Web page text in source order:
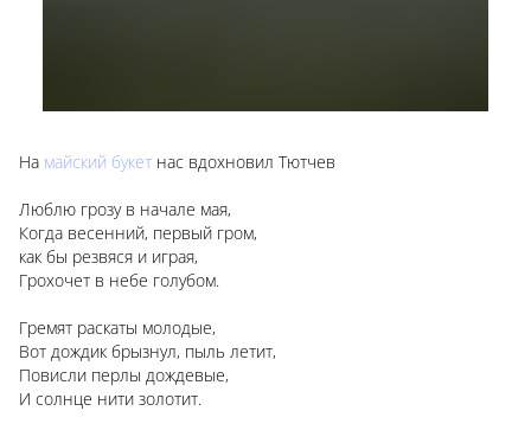
На майский букет нас вдохновил Тютчев
Люблю грозу в начале мая,
Когда весенний, первый гром,
как бы резвяся и играя,
Грохочет в небе голубом.
Гремят раскаты молодые,
Вот дождик брызнул, пыль летит,
Повисли перлы дождевые,
И солнце нити золотит.